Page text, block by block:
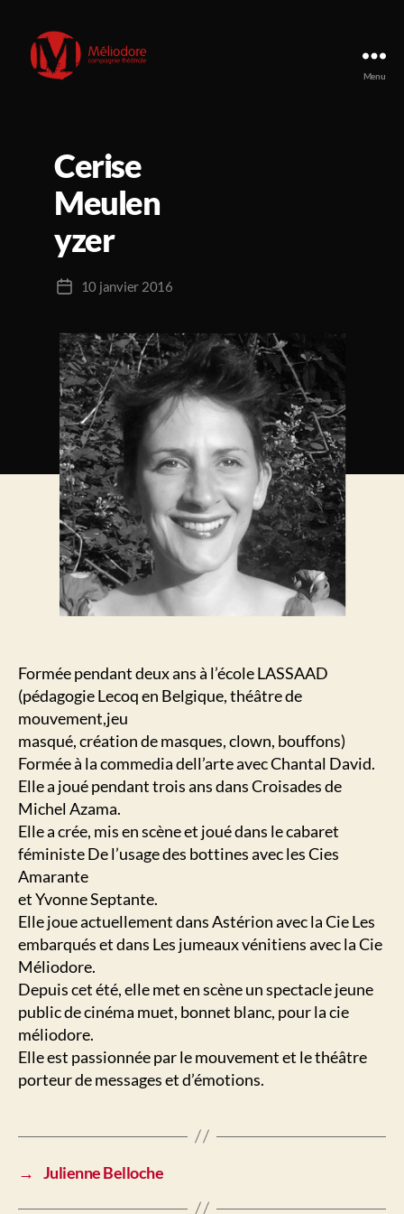
Menu
Cerise
Meulen
yzer
Date10 janvier 2016
Formée pendant deux ans à l’école LASSAAD
(pédagogie Lecoq en Belgique, théâtre de
mouvement,jeu
masqué, création de masques, clown, bouffons)
Formée à la commedia dell’arte avec Chantal David.
Elle a joué pendant trois ans dans Croisades de
Michel Azama.
Elle a crée, mis en scène et joué dans le cabaret
féministe De l’usage des bottines avec les Cies
Amarante
et Yvonne Septante.
Elle joue actuellement dans Astérion avec la Cie Les
embarqués et dans Les jumeaux vénitiens avec la Cie
Méliodore.
Depuis cet été, elle met en scène un spectacle jeune
public de cinéma muet, bonnet blanc, pour la cie
méliodore.
Elle est passionnée par le mouvement et le théâtre
porteur de messages et d’émotions.
→ Julienne Belloche